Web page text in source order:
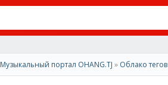
Музыкальный портал OHANG.TJ » Облако тегов